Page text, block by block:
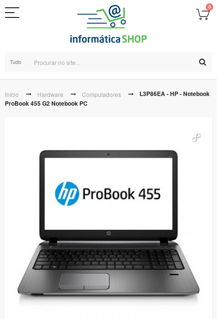
0
Tudo
Início Hardware Computadores
L3P86EA - HP - Notebook
ProBook 455 G2 Notebook PC